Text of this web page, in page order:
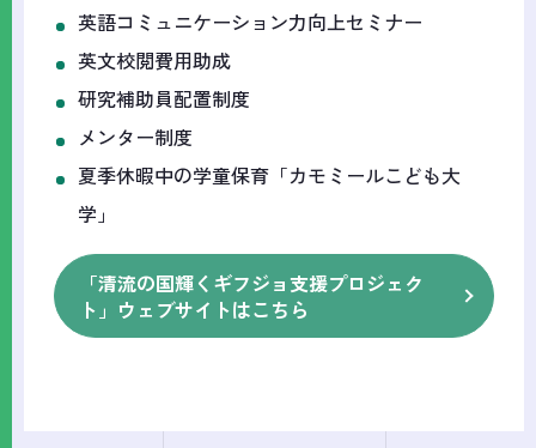
英語コミュニケーション力向上セミナー
英文校閲費用助成
研究補助員配置制度
メンター制度
夏季休暇中の学童保育「カモミールこども大
学」
「清流の国輝くギフジョ支援プロジェク
ト」ウェブサイトはこちら